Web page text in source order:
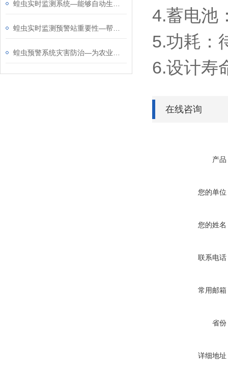
4.蓄电池
5.功耗：
6.设计寿
在线咨询
产品
您的单位
您的姓名
联系电话
常用邮箱
省份
详细地址